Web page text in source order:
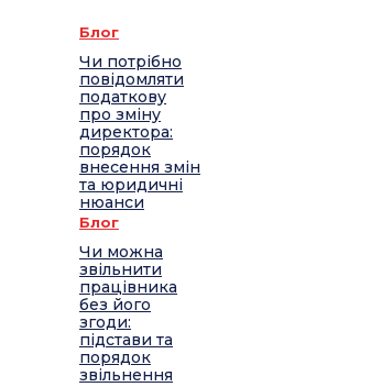
Блог
Чи потрібно
повідомляти
податкову
про зміну
директора:
порядок
внесення змін
та юридичні
нюанси
Блог
Чи можна
звільнити
працівника
без його
згоди:
підстави та
порядок
звільнення